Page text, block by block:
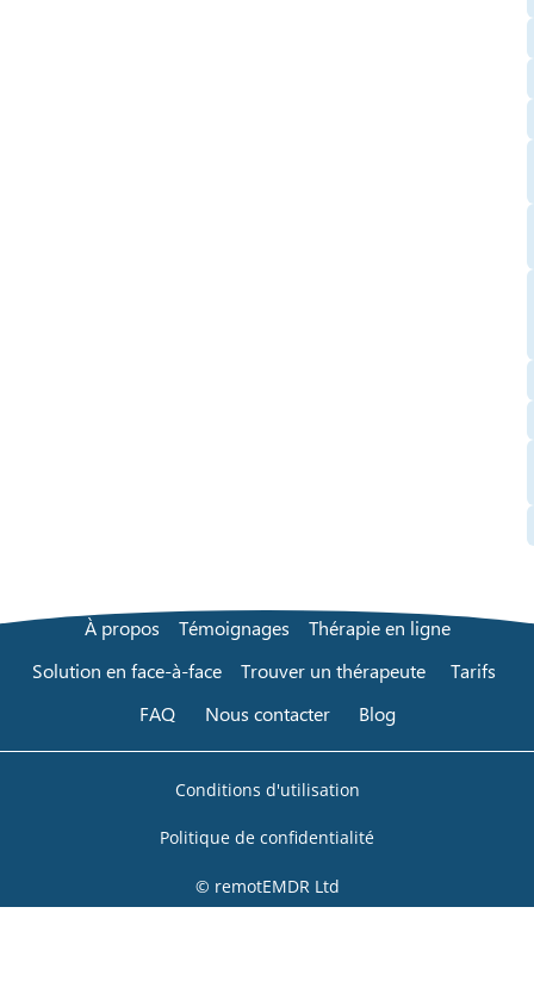
À propos Témoignages
Thérapie en ligne
Solution en face-à-face
Trouver un thérapeute
Tarifs
FAQ
Nous contacter Blog
Conditions d'utilisation
Politique de confidentialité
© remotEMDR Ltd